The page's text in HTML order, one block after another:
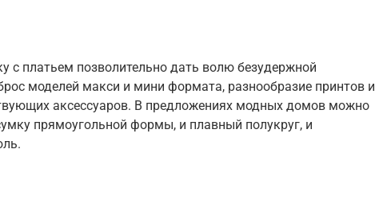
с платьем позволительно дать волю безудержной
моделей макси и мини формата, разнообразие принтов и
аксессуаров. В предложениях модных домов можно
прямоугольной формы, и плавный полукруг, и